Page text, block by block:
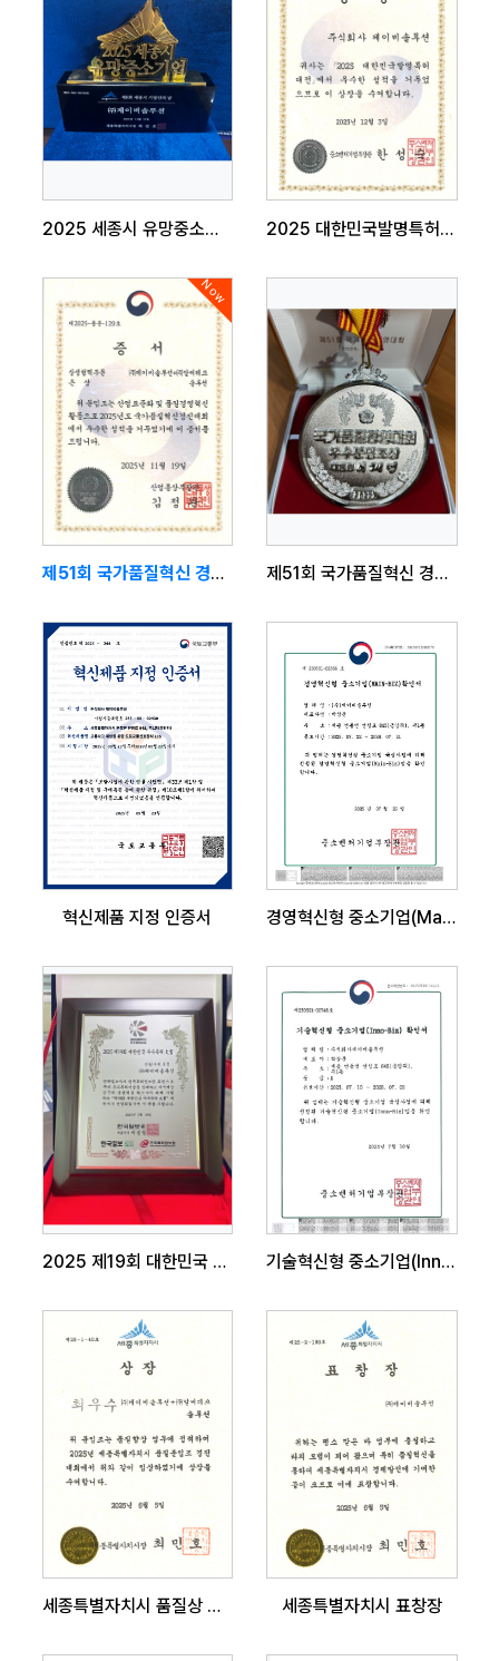
2025 세종시 유망중소기업 2025 대한민국발명특허대전 중소벤처기업부장관상
Now
제51회 국가품질혁신 경진대회 은상 제51회 국가품질혁신 경진대회 은상
혁신제품 지정 인증서 경영혁신형 중소기업(Main-Biz) 확인서
2025 제19회 대한민국 우수특허대상 기술혁신형 중소기업(Inno-Biz) 확인서
세종특별자치시 품질상 최우수상 세종특별자치시 표창장